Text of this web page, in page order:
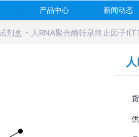
产品中心 新闻动态
剂盒 人RNA聚合酶转录终止因子